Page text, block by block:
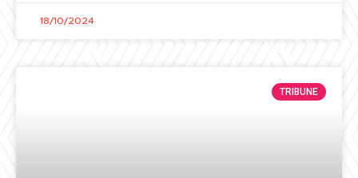
18/10/2024
TRIBUNE